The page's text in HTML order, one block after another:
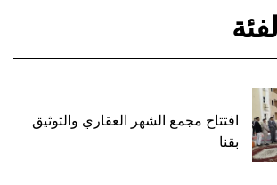
افتتاح مجمع الشهر العقاري والتوثيق
بقنا